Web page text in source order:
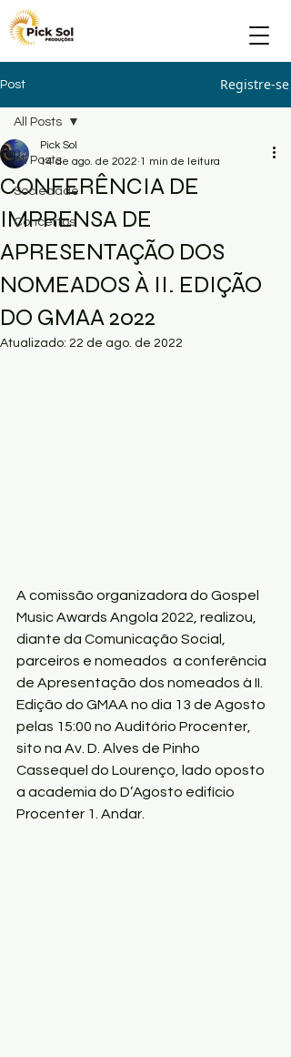
Post Registre-se
All Posts
Sociedade
Concertos
All Posts
CONFERÊNCIA DE
IMPRENSA DE
APRESENTAÇÃO DOS
NOMEADOS À II. EDIÇÃO
DO GMAA 2022
Pick Sol
14 de ago. de 2022 1 min de leitura
Atualizado: 22 de ago. de 2022
A comissão organizadora do Gospel
Music Awards Angola 2022, realizou,
diante da Comunicação Social,
parceiros e nomeados  a conferência
de Apresentação dos nomeados à II.
Edição do GMAA no dia 13 de Agosto
pelas 15:00 no Auditório Procenter,
sito na Av. D. Alves de Pinho
Cassequel do Lourenço, lado oposto
a academia do D’Agosto edifício
Procenter 1. Andar.